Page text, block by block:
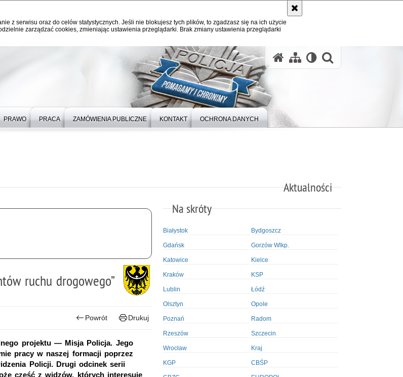
z serwisu oraz do celów statystycznych. Jeśli nie blokujesz tych plików, to zgadzasz się na ich użycie
zarządzać cookies, zmieniając ustawienia przeglądarki. Brak zmiany ustawienia przeglądarki
PRAWO PRACA ZAMÓWIENIA PUBLICZNE KONTAKT OCHRONA DANYCH
Aktualności
ruchu drogowego”
Powrót Drukuj
projektu — Misja Policja. Jego
pracy w naszej formacji poprzez
Policji. Drugi odcinek serii
część z widzów, których interesuje
Na skróty
Białystok Bydgoszcz
Gdańsk Gorzów Wlkp.
Katowice Kielce
Kraków KSP
Lublin Łódź
Olsztyn Opole
Poznań Radom
Rzeszów Szczecin
Wrocław Kraj
KGP CBŚP